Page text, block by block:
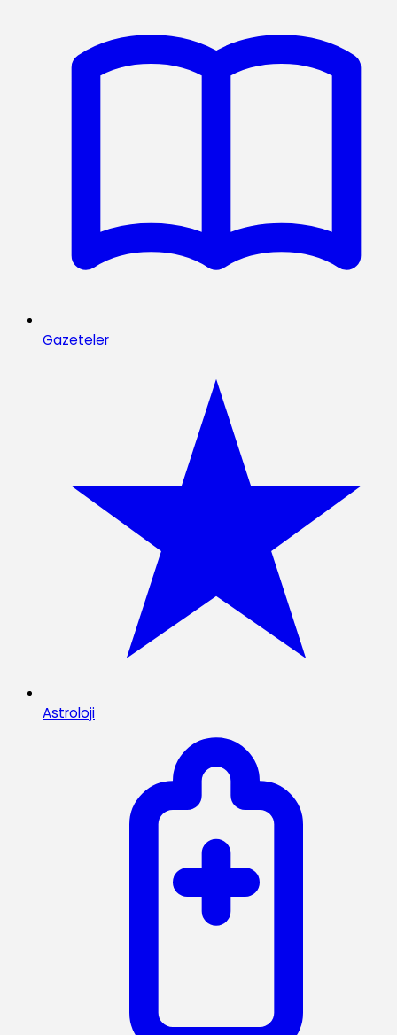
Gazeteler
Astroloji